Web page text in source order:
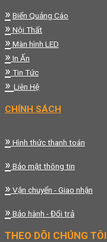
» Biển Quảng Cáo
» Nội Thất
» Màn hình LED
» In Ấn
» Tin Tức
» Liên Hệ
CHÍNH SÁCH
» Hình thức thanh toán
» Bảo mật thông tin
» Vận chuyển - Giao nhận
» Bảo hành - Đổi trả
THEO DÕI CHÚNG TÔI